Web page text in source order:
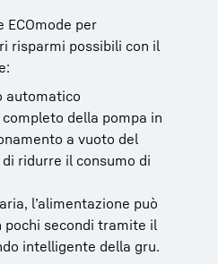
per
risparmi possibili con il
automatico
della pompa in
a vuoto del
ridurre il consumo di
l’alimentazione può
secondi tramite il
intelligente della gru.